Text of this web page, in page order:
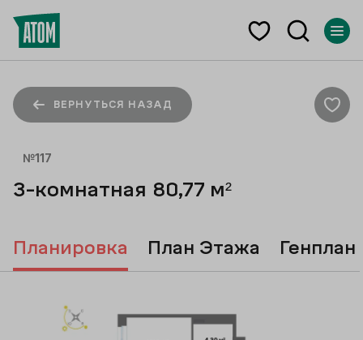
ВЕРНУТЬСЯ НАЗАД
№117
3-комнатная 80,77 м²
Планировка План Этажа Генплан